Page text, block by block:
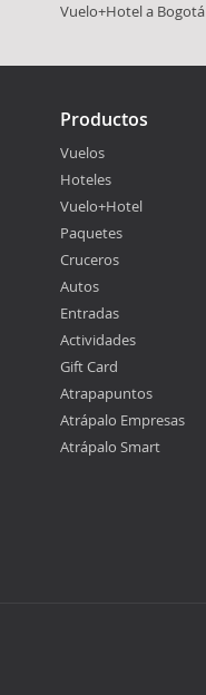
Vuelo+Hotel a Bogotá
Productos
Vuelos
Hoteles
Vuelo+Hotel
Paquetes
Cruceros
Autos
Entradas
Actividades
Gift Card
Atrapapuntos
Atrápalo Empresas
Atrápalo Smart